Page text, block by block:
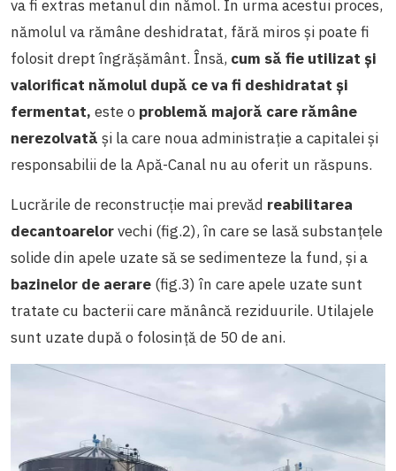
va fi extras metanul din nămol. În urma acestui proces,
nămolul va rămâne deshidratat, fără miros și poate fi
folosit drept îngrășământ. Însă, cum să fie utilizat și
valorificat nămolul după ce va fi deshidratat și
fermentat, este o problemă majoră care rămâne
nerezolvată și la care noua administrație a capitalei și
responsabilii de la Apă-Canal nu au oferit un răspuns.
Lucrările de reconstrucție mai prevăd reabilitarea
decantoarelorvechi (fig.2), în care se lasă substanțele
solide din apele uzate să se sedimenteze la fund, și a
bazinelor de aerare (fig.3) în care apele uzate sunt
tratate cu bacterii care mănâncă reziduurile. Utilajele
sunt uzate după o folosință de 50 de ani.